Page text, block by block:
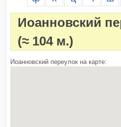
Иоанновский
(≈ 104 м.)
Иоанновский переулок на карте: